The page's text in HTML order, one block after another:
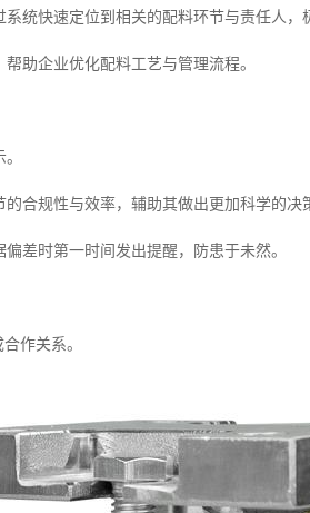
统快速定位到相关的配料环节与责任人
助企业优化配料工艺与管理流程。
合规性与效率，辅助其做出更加科学的决
差时第一时间发出提醒，防患于未然。
作关系。